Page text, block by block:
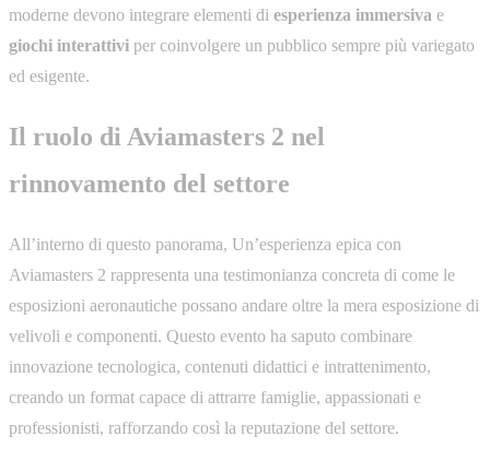
moderne devono integrare elementi di esperienza immersiva e
giochi interattivi per coinvolgere un pubblico sempre più variegato
ed esigente.
Il ruolo di Aviamasters 2 nel
rinnovamento del settore
All’interno di questo panorama, Un’esperienza epica con
Aviamasters 2 rappresenta una testimonianza concreta di come le
esposizioni aeronautiche possano andare oltre la mera esposizione di
velivoli e componenti. Questo evento ha saputo combinare
innovazione tecnologica, contenuti didattici e intrattenimento,
creando un format capace di attrarre famiglie, appassionati e
professionisti, rafforzando così la reputazione del settore.